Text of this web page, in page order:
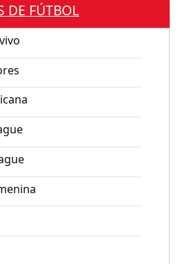
DE FÚTBOL